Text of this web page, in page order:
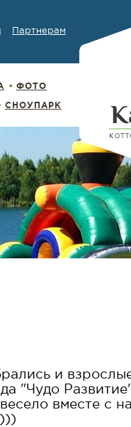
Партнерам
ФОТО
СНОУПАРК
и
"Чудо
вместе с